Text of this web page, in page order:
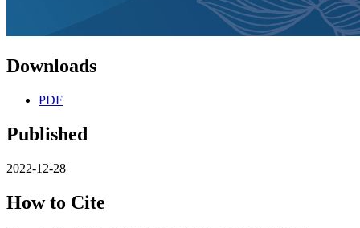
Downloads
PDF
Published
2022-12-28
How to Cite